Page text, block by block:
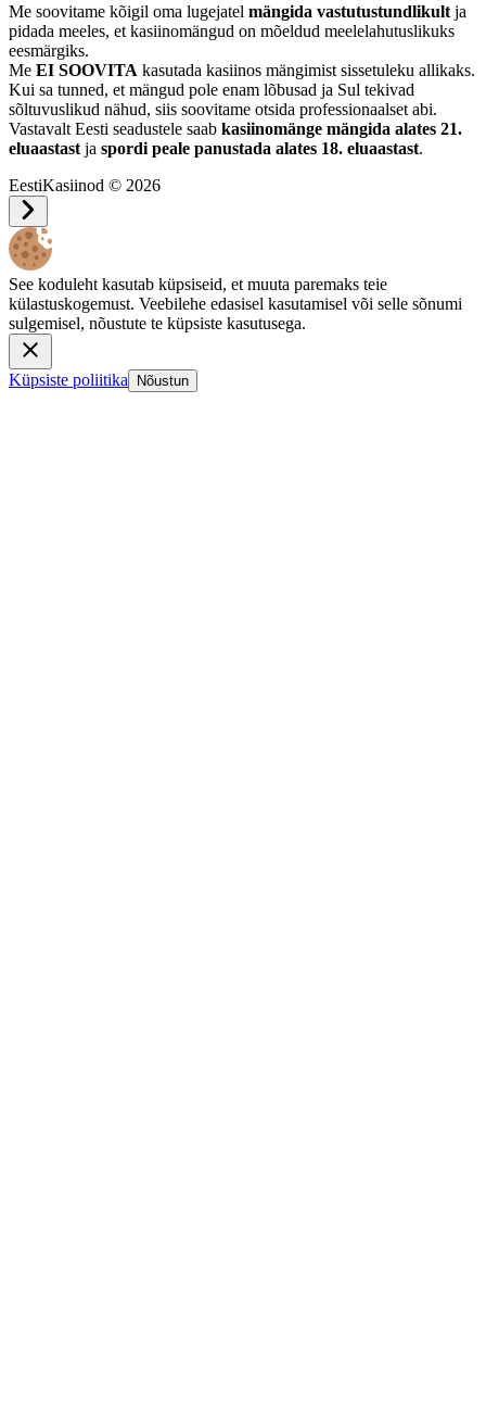
Me soovitame kõigil oma lugejatel mängida vastutustundlikult ja
pidada meeles, et kasiinomängud on mõeldud meelelahutuslikuks
eesmärgiks.
Me EI SOOVITA kasutada kasiinos mängimist sissetuleku allikaks.
Kui sa tunned, et mängud pole enam lõbusad ja Sul tekivad
sõltuvuslikud nähud, siis soovitame otsida professionaalset abi.
Vastavalt Eesti seadustele saab kasiinomänge mängida alates 21.
eluaastast ja spordi peale panustada alates 18. eluaastast.
EestiKasiinod © 2026
See koduleht kasutab küpsiseid, et muuta paremaks teie
külastuskogemust. Veebilehe edasisel kasutamisel või selle sõnumi
sulgemisel, nõustute te küpsiste kasutusega.
Küpsiste poliitika Nõustun